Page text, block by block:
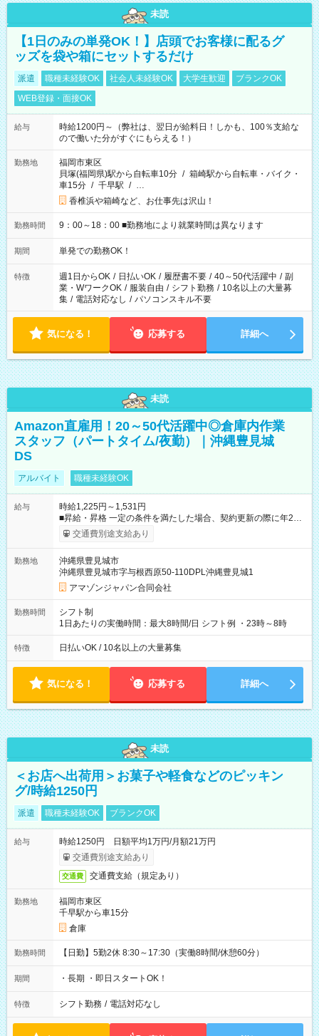
未読
【1日のみの単発OK！】店頭でお客様に配るグ
ッズを袋や箱にセットするだけ
派遣 職種未経験OK 社会人未経験OK 大学生歓迎
ブランクOK
WEB登録・面接OK
給与
時給1200円～（弊社は、翌日が給料日！しかも、100％支給な
ので働いた分がすぐにもらえる！）
勤務地
福岡市東区
貝塚(福岡県)駅から自転車10分 / 箱崎駅から自転車・バイク・
車15分 / 千早駅 / …
香椎浜や箱崎など、お仕事先は沢山！
勤務時間 9：00～18：00 ■勤務地により就業時間は異なります
期間 単発での勤務OK！
特徴 週1日からOK / 日払いOK / 履歴書不要 / 40～50代活躍中 / 副
業・WワークOK / 服装自由 / シフト勤務 / 10名以上の大量募
集 / 電話対応なし / パソコンスキル不要
気になる！ 応募する 詳細へ
未読
Amazon直雇用！20～50代活躍中◎倉庫内作業
スタッフ（パートタイム/夜勤）｜沖縄豊見城
DS
アルバイト 職種未経験OK
給与
時給1,225円～1,531円
■昇給・昇格 一定の条件を満たした場合、契約更新の際に年2回
まで昇給の機会があります。 ■正社員登用制度あり ※月末締/翌
月25日支払い ※時間外手当、別途支給 ※深夜割増賃金 (22:00～
☆Amazon直雇用で安定して働けます！ 【試用期間】試用期間
あり 試用期間の長さ：1週間 雇用形態、給与は本採用時と同じ
です。
交通費別途支給あり
勤務地
沖縄県豊見城市
沖縄県豊見城市字与根西原50-110DPL沖縄豊見城1
アマゾンジャパン合同会社
勤務時間
シフト制
1日あたりの実働時間：最大8時間/日 シフト例 ・23時～8時
特徴 日払いOK / 10名以上の大量募集
気になる！ 応募する 詳細へ
未読
＜お店へ出荷用＞お菓子や軽食などのピッキン
グ/時給1250円
派遣 職種未経験OK ブランクOK
給与
時給1250円 日額平均1万円/月額21万円
交通費別途支給あり
交通費 交通費支給（規定あり）
勤務地
福岡市東区
千早駅から車15分
倉庫
勤務時間 【日勤】5勤2休 8:30～17:30（実働8時間/休憩60分）
期間 ・長期 ・即日スタートOK！
特徴 シフト勤務 / 電話対応なし